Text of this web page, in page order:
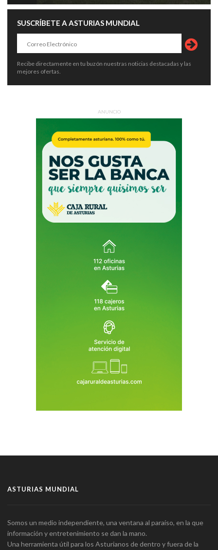
SUSCRÍBETE A ASTURIAS MUNDIAL
Recibe directamente en tu buzón nuestras noticias destacadas y las
mejores ofertas.
ANUNCIO
ASTURIAS MUNDIAL
Somos un medio independiente, una ventana al paraíso, en la que
información y entretenimiento se dan la mano.
Una herramienta útil para los Asturianos de dentro y fuera de la